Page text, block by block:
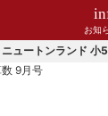
お知
ニュートンランド 小